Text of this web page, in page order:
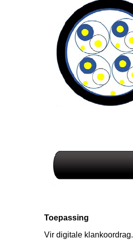
Toepassing
Vir digitale klankoordrag.